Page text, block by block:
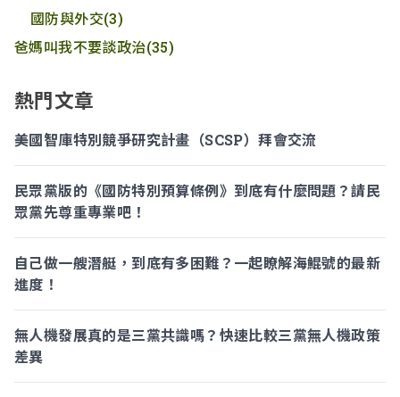
國防與外交(3)
爸媽叫我不要談政治(35)
熱門文章
美國智庫特別競爭研究計畫（SCSP）拜會交流
民眾黨版的《國防特別預算條例》到底有什麼問題？請民
眾黨先尊重專業吧！
自己做一艘潛艇，到底有多困難？一起瞭解海鯤號的最新
進度！
無人機發展真的是三黨共識嗎？快速比較三黨無人機政策
差異